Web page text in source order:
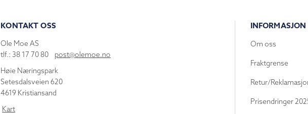
KONTAKT OSS
Ole Moe AS
tlf.: 38 17 70 80 post@olemoe.no
Høie Næringspark
Setesdalsveien 620
4619 Kristiansand
Kart
INFORMASJON
Om oss
Fraktgrense
Retur/
Prisendringer